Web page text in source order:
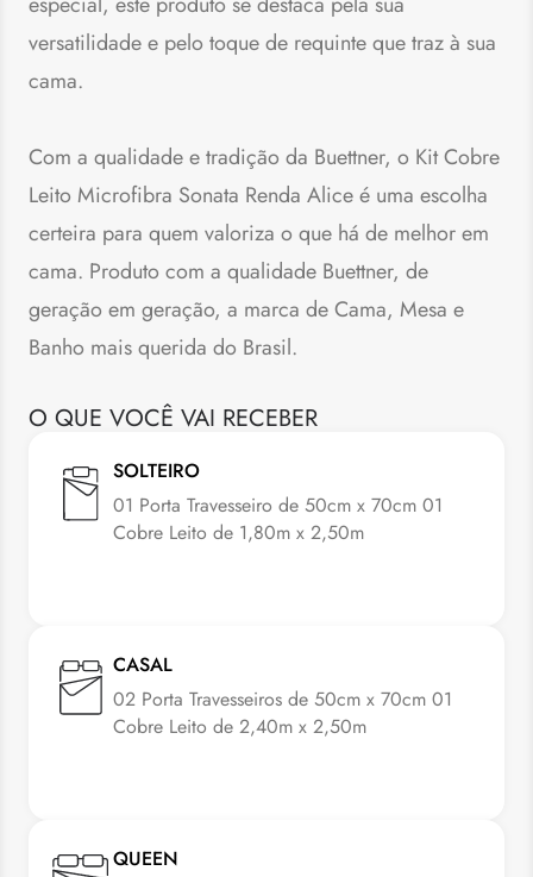
versatilidade e pelo toque de requinte que traz à sua
cama.
Com a qualidade e tradição da Buettner, o Kit Cobre
Leito Microfibra Sonata Renda Alice é uma escolha
certeira para quem valoriza o que há de melhor em
cama. Produto com a qualidade Buettner, de
geração em geração, a marca de Cama, Mesa e
Banho mais querida do Brasil.
O QUE VOCÊ VAI RECEBER
SOLTEIRO
01 Porta Travesseiro de 50cm x 70cm 01
Cobre Leito de 1,80m x 2,50m
CASAL
02 Porta Travesseiros de 50cm x 70cm 01
Cobre Leito de 2,40m x 2,50m
QUEEN